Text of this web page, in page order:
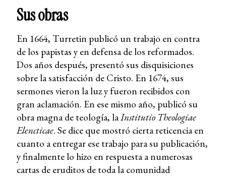
Sus obras
En 1664, Turretin publicó un trabajo en contra
de los papistas y en defensa de los reformados.
Dos años después, presentó sus disquisiciones
sobre la satisfacción de Cristo. En 1674, sus
sermones vieron la luz y fueron recibidos con
gran aclamación. En ese mismo año, publicó su
obra magna de teología, laInstitutio Theologiae
Elencticae. Se dice que mostró cierta reticencia en
cuanto a entregar ese trabajo para su publicación,
y finalmente lo hizo en respuesta a numerosas
cartas de eruditos de toda la comunidad